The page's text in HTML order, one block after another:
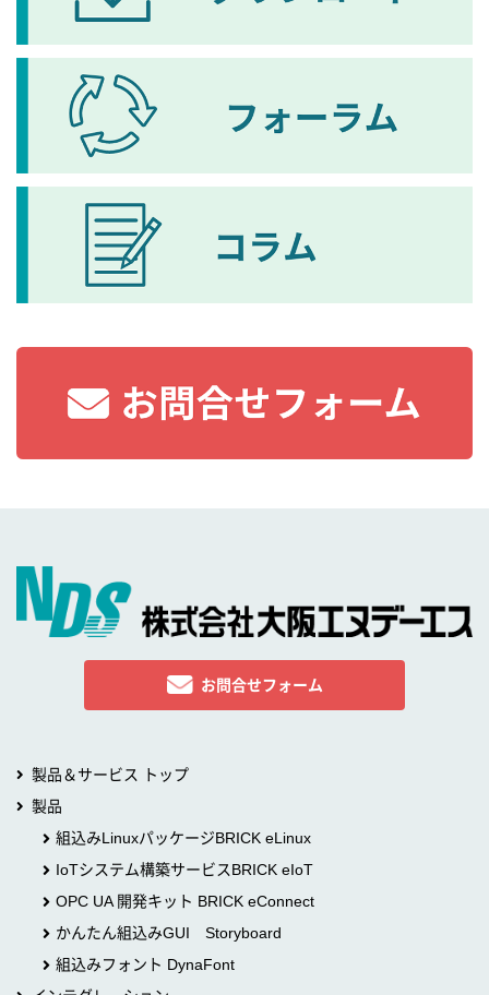
お問合せフォーム
製品＆サービス トップ
製品
組込みLinuxパッケージBRICK eLinux
IoTシステム構築サービスBRICK eIoT
OPC UA 開発キット BRICK eConnect
かんたん組込みGUI Storyboard
組込みフォント DynaFont